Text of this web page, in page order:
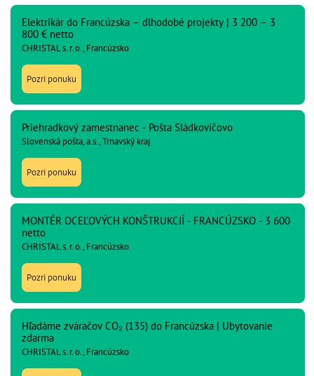
Elektrikár do Francúzska – dlhodobé projekty | 3 200 – 3
800 € netto
CHRISTAL s. r. o., Francúzsko
Pozri ponuku
Priehradkový zamestnanec - Pošta Sládkovičovo
Slovenská pošta, a.s., Trnavský kraj
Pozri ponuku
MONTÉR OCEĽOVÝCH KONŠTRUKCIÍ - FRANCÚZSKO - 3 600
netto
CHRISTAL s. r. o., Francúzsko
Pozri ponuku
Hľadáme zváračov CO₂ (135) do Francúzska | Ubytovanie
zdarma
CHRISTAL s. r. o., Francúzsko